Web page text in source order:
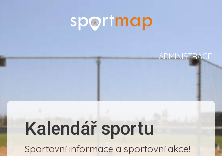
ADMINISTRACE
Kalendář sportu
Sportovní informace a sportovní akce!